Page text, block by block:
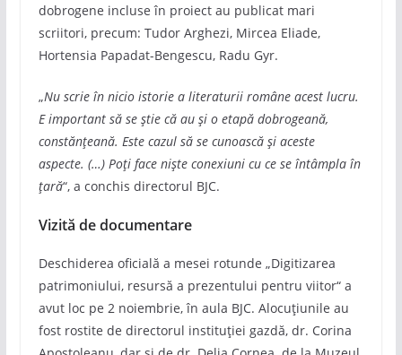
dobrogene incluse în proiect au publicat mari
scriitori, precum: Tudor Arghezi, Mircea Eliade,
Hortensia Papadat-Bengescu, Radu Gyr.
„Nu scrie în nicio istorie a literaturii române acest lucru.
E important să se știe că au și o etapă dobrogeană,
constănțeană. Este cazul să se cunoască și aceste
aspecte. (…) Poți face niște conexiuni cu ce se întâmpla în
țară“, a conchis directorul BJC.
Vizită de documentare
Deschiderea oficială a mesei rotunde „Digitizarea
patrimoniului, resursă a prezentului pentru viitor“ a
avut loc pe 2 noiembrie, în aula BJC. Alocuțiunile au
fost rostite de directorul instituției gazdă, dr. Corina